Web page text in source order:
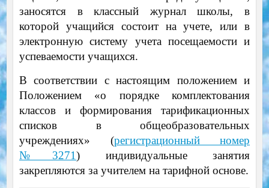
заносятся в классный журнал школы, в
которой учащийся состоит на учете, или в
электронную систему учета посещаемости и
успеваемости учащихся.
В соответствии с настоящим положением и
Положением «о порядке комплектования
классов и формирования тарификационных
списков в общеобразовательных
учреждениях» (регистрационный номер
№3271) индивидуальные занятия
закрепляются за учителем на тарифной основе.